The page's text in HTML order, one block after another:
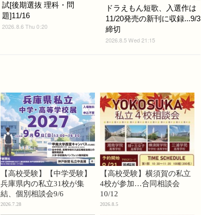
試[後期選抜 理科・問
題]11/16
2026.8.6 Thu 0:20
ドラえもん短歌、入選作は
11/20発売の新刊に収録...9/3
締切
2026.8.5 Wed 21:15
【高校受験】【中学受験】
兵庫県内の私立31校が集
結、個別相談会9/6
2026.7.28
【高校受験】横須賀の私立
4校が参加…合同相談会
10/12
2026.8.5